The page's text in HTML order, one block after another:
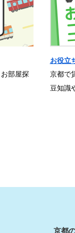
部屋探
お役立
京都で
豆知識
京都